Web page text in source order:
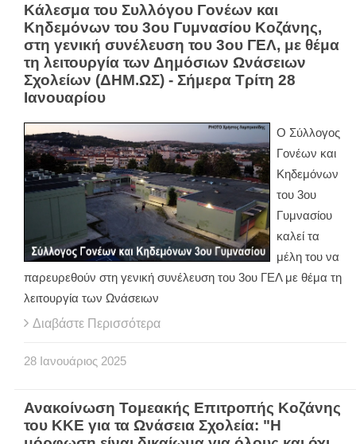
Κάλεσμα του Συλλόγου Γονέων και
Κηδεμόνων του 3ου Γυμνασίου Κοζάνης,
στη γενική συνέλευση του 3ου ΓΕΛ, με θέμα
τη λειτουργία των Δημόσιων Ωνάσειων
Σχολείων (ΔΗΜ.ΩΣ) - Σήμερα Τρίτη 28
Ιανουαρίου
Ο Σύλλογος
Γονέων και
Κηδεμόνων
του 3ου
Γυμνασίου
καλεί τα
μέλη του να
παρευρεθούν στη γενική συνέλευση του 3ου ΓΕΛ με θέμα τη
λειτουργία των Ωνάσειων
Διαβάστε Περισσότερα
28 Ιανουάριος 2025
Ανακοίνωση Τομεακής Επιτροπής Κοζάνης
του ΚΚΕ για τα Ωνάσεια Σχολεία: "Η